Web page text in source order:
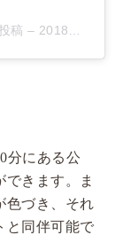
稿 – 2018年 6月月21日午前4時25分PDT
分にある公
きます。ま
色づき、それ
と同伴可能で